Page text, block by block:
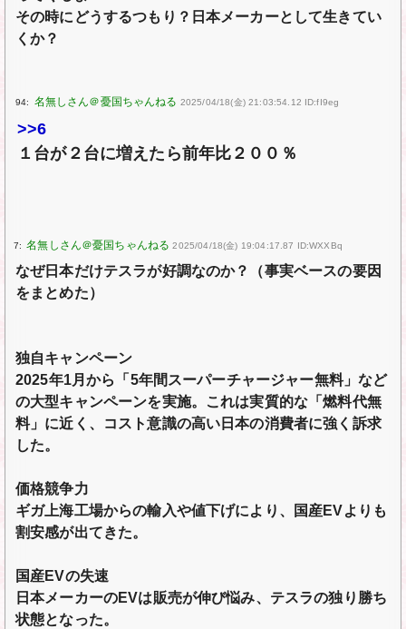
その時にどうするつもり？日本メーカーとして生きてい
くか？
94: 2025/04/18(金) 21:03:54.12 ID:fI9eg
>>6
１台が２台に増えたら前年比２００％
7: 2025/04/18(金) 19:04:17.87 ID:WXXBq
なぜ日本だけテスラが好調なのか？（事実ベースの要因
をまとめた）
独自キャンペーン
2025年1月から「5年間スーパーチャージャー無料」など
の大型キャンペーンを実施。これは実質的な「燃料代無
料」に近く、コスト意識の高い日本の消費者に強く訴求
した。
価格競争力
ギガ上海工場からの輸入や値下げにより、国産EVよりも
割安感が出てきた。
国産EVの失速
日本メーカーのEVは販売が伸び悩み、テスラの独り勝ち
状態となった。